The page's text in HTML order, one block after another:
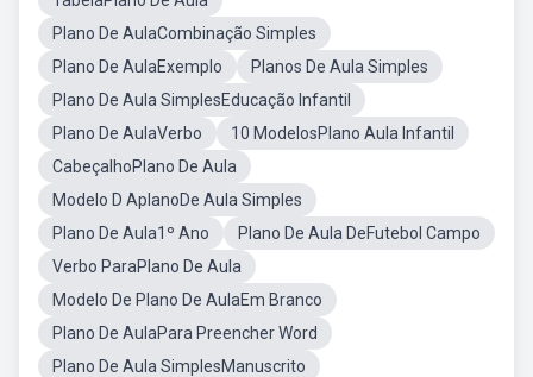
Plano De AulaCombinação Simples
Plano De AulaExemplo
Planos De Aula Simples
Plano De Aula SimplesEducação Infantil
Plano De AulaVerbo
10 ModelosPlano Aula Infantil
CabeçalhoPlano De Aula
Modelo D AplanoDe Aula Simples
Plano De Aula1º Ano
Plano De Aula DeFutebol Campo
Verbo ParaPlano De Aula
Modelo De Plano De AulaEm Branco
Plano De AulaPara Preencher Word
Plano De Aula SimplesManuscrito